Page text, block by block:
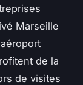
Marseille
de la
de visites